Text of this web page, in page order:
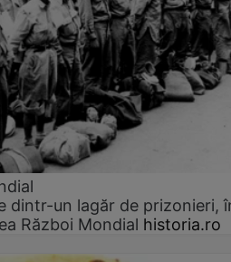
dintr-un lagăr de prizonieri,
Război Mondial historia.ro